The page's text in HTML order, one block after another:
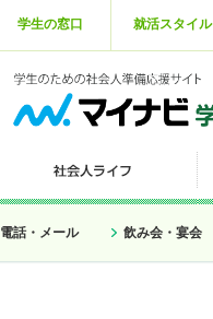
学生の窓口 就活スタイル
電話・メール 飲み会・宴会